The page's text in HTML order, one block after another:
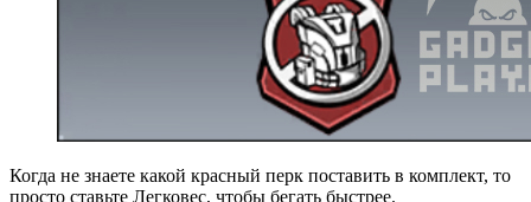
Когда не знаете какой красный перк поставить в комплект, то
просто ставьте Легковес, чтобы бегать быстрее.